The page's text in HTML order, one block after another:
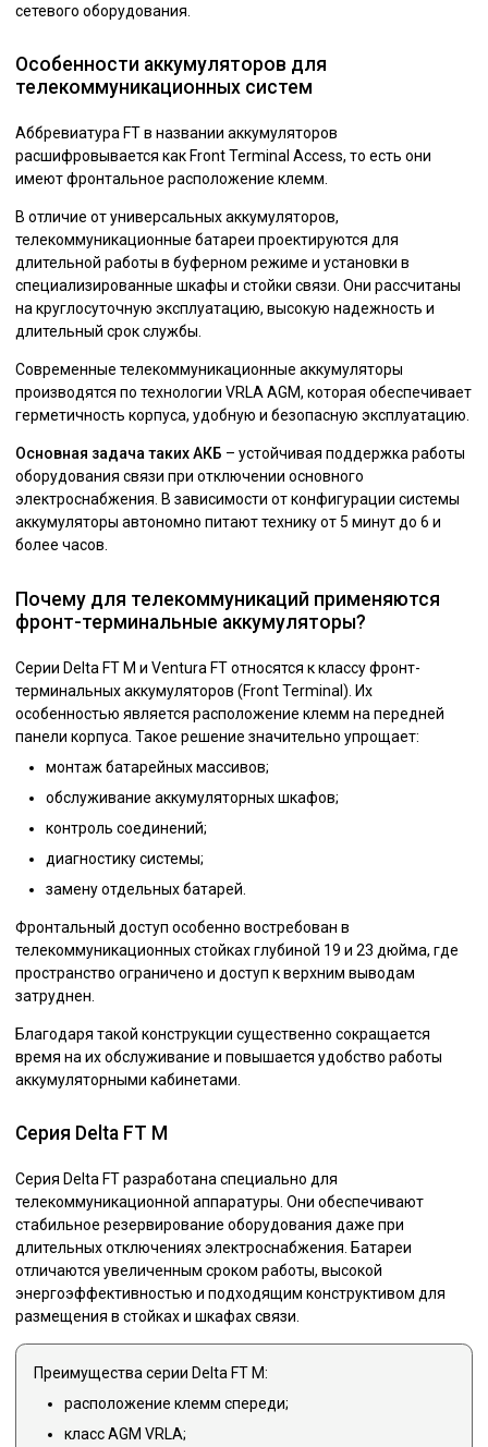
сетевого оборудования.
Особенности аккумуляторов для
телекоммуникационных систем
Аббревиатура FT в названии аккумуляторов
расшифровывается как Front Terminal Access, то есть они
имеют фронтальное расположение клемм.
В отличие от универсальных аккумуляторов,
телекоммуникационные батареи проектируются для
длительной работы в буферном режиме и установки в
специализированные шкафы и стойки связи. Они рассчитаны
на круглосуточную эксплуатацию, высокую надежность и
длительный срок службы.
Современные телекоммуникационные аккумуляторы
производятся по технологии VRLA AGM, которая обеспечивает
герметичность корпуса, удобную и безопасную эксплуатацию.
Основная задача таких АКБ – устойчивая поддержка работы
оборудования связи при отключении основного
электроснабжения. В зависимости от конфигурации системы
аккумуляторы автономно питают технику от 5 минут до 6 и
более часов.
Почему для телекоммуникаций применяются
фронт-терминальные аккумуляторы?
Серии Delta FT M и Ventura FT относятся к классу фронт-
терминальных аккумуляторов (Front Terminal). Их
особенностью является расположение клемм на передней
панели корпуса. Такое решение значительно упрощает:
монтаж батарейных массивов;
обслуживание аккумуляторных шкафов;
контроль соединений;
диагностику системы;
замену отдельных батарей.
Фронтальный доступ особенно востребован в
телекоммуникационных стойках глубиной 19 и 23 дюйма, где
пространство ограничено и доступ к верхним выводам
затруднен.
Благодаря такой конструкции существенно сокращается
время на их обслуживание и повышается удобство работы
аккумуляторными кабинетами.
Серия Delta FT M
Серия Delta FT разработана специально для
телекоммуникационной аппаратуры. Они обеспечивают
стабильное резервирование оборудования даже при
длительных отключениях электроснабжения. Батареи
отличаются увеличенным сроком работы, высокой
энергоэффективностью и подходящим конструктивом для
размещения в стойках и шкафах связи.
Преимущества серии Delta FT М:
расположение клемм спереди;
класс AGM VRLA;